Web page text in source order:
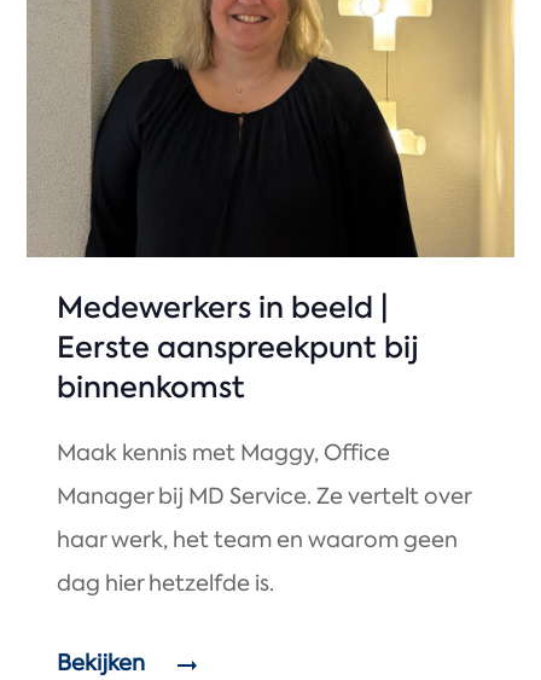
Medewerkers in beeld |
Eerste aanspreekpunt bij
binnenkomst
Maak kennis met Maggy, Office
Manager bij MD Service. Ze vertelt over
haar werk, het team en waarom geen
dag hier hetzelfde is.
Bekijken